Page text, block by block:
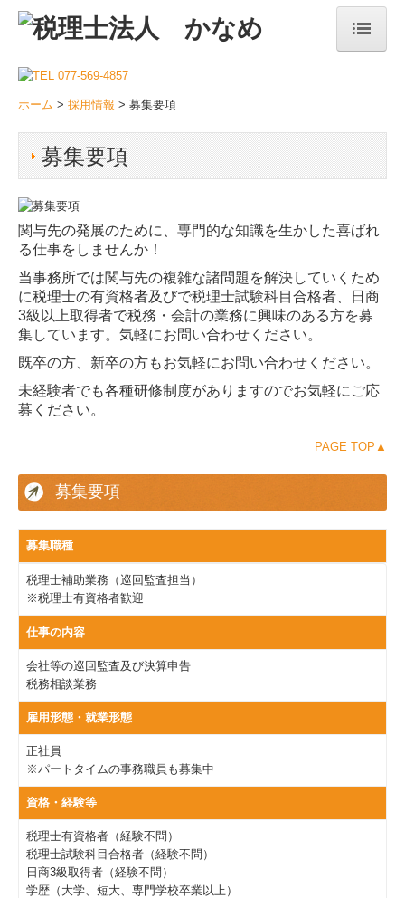
ホーム
事務所案内
事務所概要
法人・事業者の方へ
税務会計
自計化支援
創業支援・会社設立
相続相談
当事務所の強み
顧問契約のながれ
料金について
よくある質問
採用情報
募集要項
お問合せ
ホーム > 採用情報 > 募集要項
募集要項
関与先の発展のために、専門的な知識を生かした喜ばれ
る仕事をしませんか！
当事務所では関与先の複雑な諸問題を解決していくため
に税理士の有資格者及びで税理士試験科目合格者、日商
3級以上取得者で税務・会計の業務に興味のある方を募
集しています。気軽にお問い合わせください。
既卒の方、新卒の方もお気軽にお問い合わせください。
未経験者でも各種研修制度がありますのでお気軽にご応
募ください。
PAGE TOP▲
募集要項
募集職種
税理士補助業務（巡回監査担当）
※税理士有資格者歓迎
仕事の内容
会社等の巡回監査及び決算申告
税務相談業務
雇用形態・就業形態
正社員
※パートタイムの事務職員も募集中
資格・経験等
税理士有資格者（経験不問）
税理士試験科目合格者（経験不問）
日商3級取得者（経験不問）
学歴（大学、短大、専門学校卒業以上）